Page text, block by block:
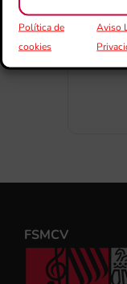
Política de
cookies
Aviso
FSMCV